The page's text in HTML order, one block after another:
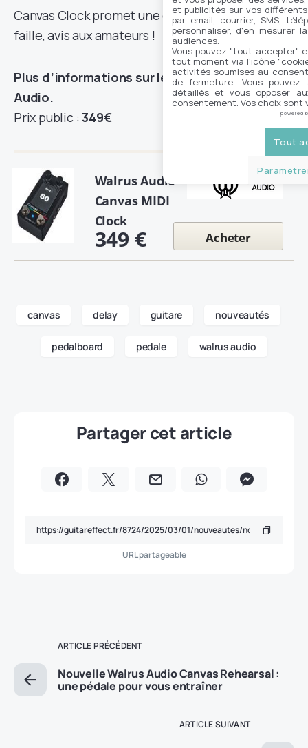
Canvas Clock promet une gestion du tempo sans
faille, avis aux amateurs !
Plus d’informations sur le site de Walrus
Audio.
Prix public :349€
Walrus Audio
Canvas MIDI
Clock
349 € Acheter
canvas delay guitare nouveautés
pedalboard pedale walrus audio
Partager cet article
URL partageable
ARTICLE PRÉCÉDENT
Nouvelle Walrus Audio Canvas Rehearsal :
une pédale pour vous entraîner
ARTICLE SUIVANT
et publicités sur vos
par email, courrier, SMS,
personnaliser, d'en mesurer
audiences.
Vous pouvez "tout accepter"
tout moment via l'icône
activités soumises au
de fermeture. Vous
détaillés et vous opposer
consentement. Vos choix sont
powered
Tout